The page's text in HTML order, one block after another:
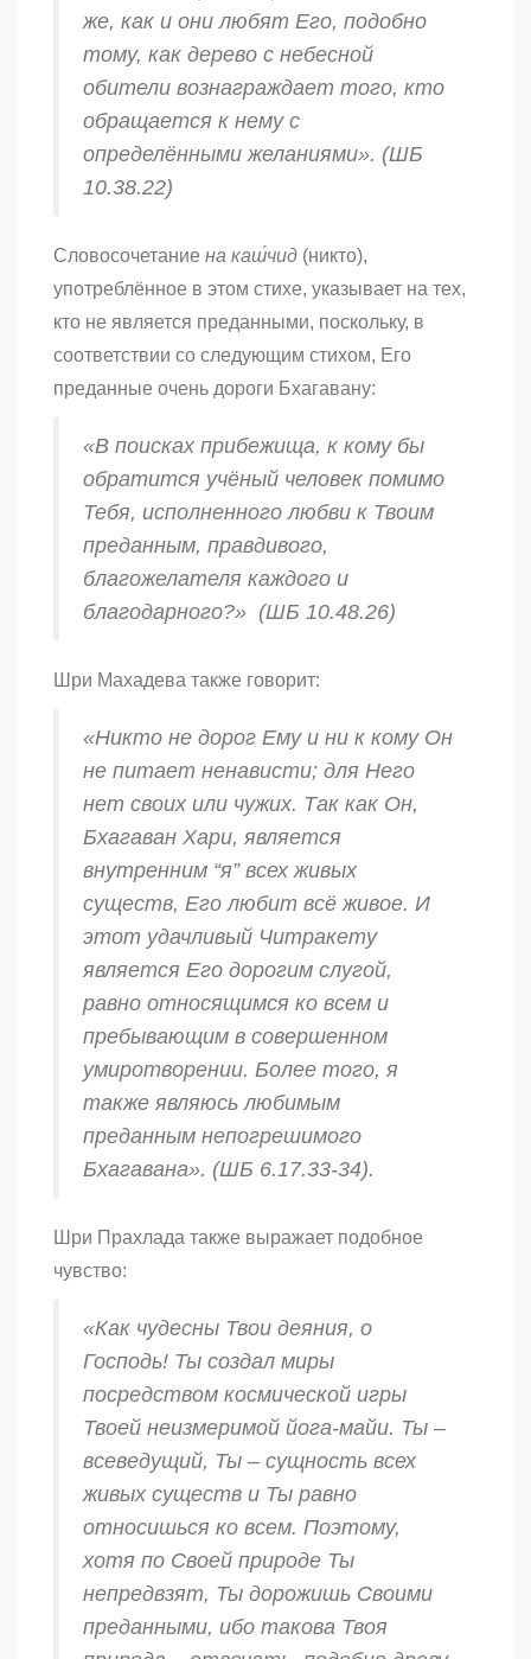
же, как и они любят Его, подобно
тому, как дерево с небесной
обители вознаграждает того, кто
обращается к нему с
определёнными желаниями». (ШБ
10.38.22)
Словосочетание на каш́чид (никто),
употреблённое в этом стихе, указывает на тех,
кто не является преданными, поскольку, в
соответствии со следующим стихом, Его
преданные очень дороги Бхагавану:
«В поисках прибежища, к кому бы
обратится учёный человек помимо
Тебя, исполненного любви к Твоим
преданным, правдивого,
благожелателя каждого и
благодарного?» (ШБ 10.48.26)
Шри Махадева также говорит:
«Никто не дорог Ему и ни к кому Он
не питает ненависти; для Него
нет своих или чужих. Так как Он,
Бхагаван Хари, является
внутренним “я” всех живых
существ, Его любит всё живое. И
этот удачливый Читракету
является Его дорогим слугой,
равно относящимся ко всем и
пребывающим в совершенном
умиротворении. Более того, я
также являюсь любимым
преданным непогрешимого
Бхагавана». (ШБ 6.17.33-34).
Шри Прахлада также выражает подобное
чувство:
«Как чудесны Твои деяния, о
Господь! Ты создал миры
посредством космической игры
Твоей неизмеримой йога-майи. Ты –
всеведущий, Ты – сущность всех
живых существ и Ты равно
относишься ко всем. Поэтому,
хотя по Своей природе Ты
непредвзят, Ты дорожишь Своими
преданными, ибо такова Твоя